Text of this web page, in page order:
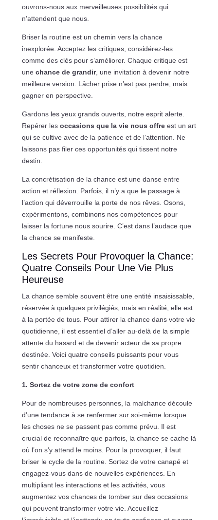
ouvrons-nous aux merveilleuses possibilités qui
n’attendent que nous.
Briser la routine est un chemin vers la chance
inexplorée. Acceptez les critiques, considérez-les
comme des clés pour s’améliorer. Chaque critique est
une chance de grandir, une invitation à devenir notre
meilleure version. Lâcher prise n’est pas perdre, mais
gagner en perspective.
Gardons les yeux grands ouverts, notre esprit alerte.
Repérer les occasions que la vie nous offreest un art
qui se cultive avec de la patience et de l’attention. Ne
laissons pas filer ces opportunités qui tissent notre
destin.
La concrétisation de la chance est une danse entre
action et réflexion. Parfois, il n’y a que le passage à
l’action qui déverrouille la porte de nos rêves. Osons,
expérimentons, combinons nos compétences pour
laisser la fortune nous sourire. C’est dans l’audace que
la chance se manifeste.
Les Secrets Pour Provoquer la Chance:
Quatre Conseils Pour Une Vie Plus
Heureuse
La chance semble souvent être une entité insaisissable,
réservée à quelques privilégiés, mais en réalité, elle est
à la portée de tous. Pour attirer la chance dans votre vie
quotidienne, il est essentiel d’aller au-delà de la simple
attente du hasard et de devenir acteur de sa propre
destinée. Voici quatre conseils puissants pour vous
sentir chanceux et transformer votre quotidien.
1. Sortez de votre zone de confort
Pour de nombreuses personnes, la malchance découle
d’une tendance à se renfermer sur soi-même lorsque
les choses ne se passent pas comme prévu. Il est
crucial de reconnaître que parfois, la chance se cache là
où l’on s’y attend le moins. Pour la provoquer, il faut
briser le cycle de la routine. Sortez de votre canapé et
engagez-vous dans de nouvelles expériences. En
multipliant les interactions et les activités, vous
augmentez vos chances de tomber sur des occasions
qui peuvent transformer votre vie. Accueillez